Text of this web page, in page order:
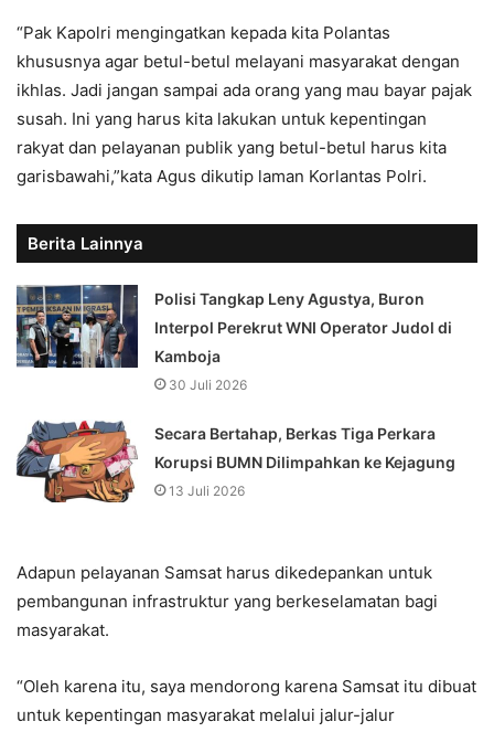
“Pak Kapolri mengingatkan kepada kita Polantas
khususnya agar betul-betul melayani masyarakat dengan
ikhlas. Jadi jangan sampai ada orang yang mau bayar pajak
susah. Ini yang harus kita lakukan untuk kepentingan
rakyat dan pelayanan publik yang betul-betul harus kita
garisbawahi,”kata Agus dikutip laman Korlantas Polri.
Berita Lainnya
Polisi Tangkap Leny Agustya, Buron
Interpol Perekrut WNI Operator Judol di
Kamboja
30 Juli 2026
Secara Bertahap, Berkas Tiga Perkara
Korupsi BUMN Dilimpahkan ke Kejagung
13 Juli 2026
Adapun pelayanan Samsat harus dikedepankan untuk
pembangunan infrastruktur yang berkeselamatan bagi
masyarakat.
“Oleh karena itu, saya mendorong karena Samsat itu dibuat
untuk kepentingan masyarakat melalui jalur-jalur